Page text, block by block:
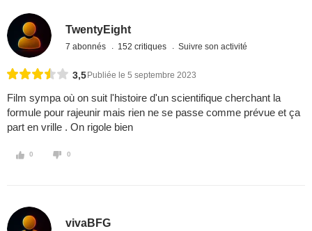
TwentyEight
7 abonnés 152 critiques Suivre son activité
3,5 Publiée le 5 septembre 2023
Film sympa où on suit l'histoire d'un scientifique cherchant la
formule pour rajeunir mais rien ne se passe comme prévue et ça
part en vrille . On rigole bien
0 0
vivaBFG